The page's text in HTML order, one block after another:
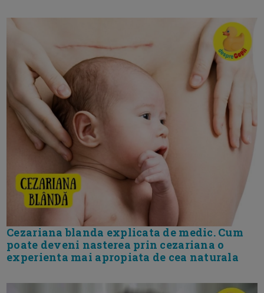
Cezariana blanda explicata de medic. Cum
poate deveni nasterea prin cezariana o
experienta mai apropiata de cea naturala